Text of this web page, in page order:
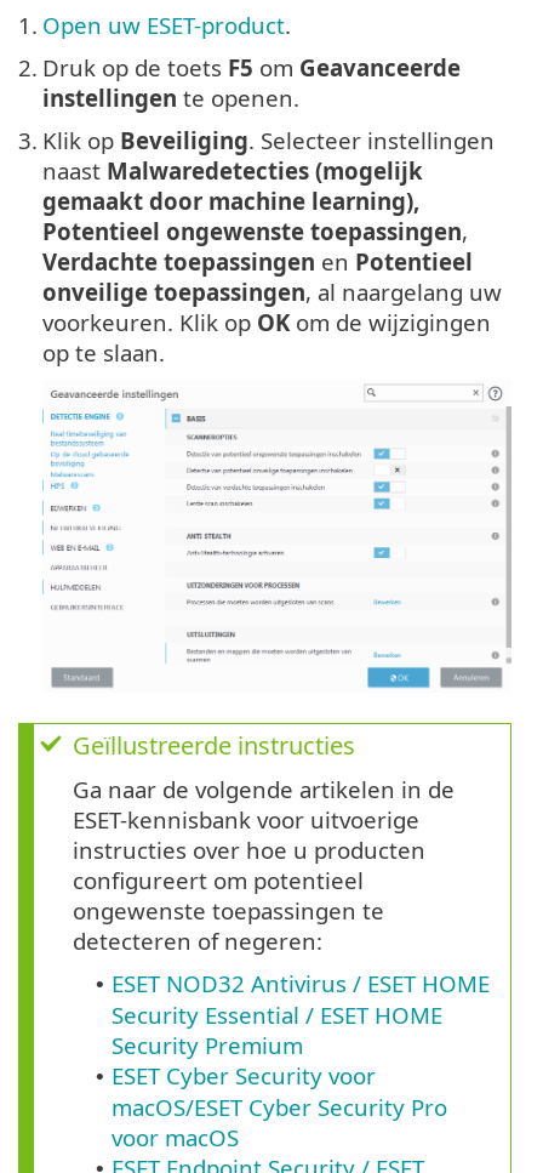
1. Open uw ESET-product.
2. Druk op de toets F5 om Geavanceerde
instellingen te openen.
3. Klik op Beveiliging. Selecteer instellingen
naast Malwaredetecties (mogelijk
gemaakt door machine learning),
Potentieel ongewenste toepassingen,
Verdachte toepassingen en Potentieel
onveilige toepassingen, al naargelang uw
voorkeuren. Klik op OKom de wijzigingen
op te slaan.
Geïllustreerde instructies
Ga naar de volgende artikelen in de
ESET-kennisbank voor uitvoerige
instructies over hoe u producten
configureert om potentieel
ongewenste toepassingen te
detecteren of negeren:
• ESET NOD32 Antivirus / ESET HOME
Security Essential / ESET HOME
Security Premium
• ESET Cyber Security voor
macOS/ESET Cyber Security Pro
voor macOS